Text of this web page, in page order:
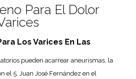
Para El Dolor
Los Varices En Las
pueden acarrear aneurismas, la
el 5. Juan José Fernández en el